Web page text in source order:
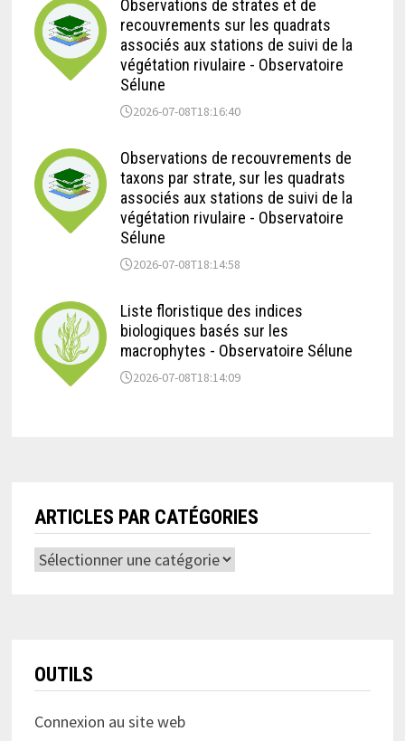
Observations de strates et de
recouvrements sur les quadrats
associés aux stations de suivi de la
végétation rivulaire - Observatoire
Sélune
2026-07-08T18:16:40
Observations de recouvrements de
taxons par strate, sur les quadrats
associés aux stations de suivi de la
végétation rivulaire - Observatoire
Sélune
2026-07-08T18:14:58
Liste floristique des indices
biologiques basés sur les
macrophytes - Observatoire Sélune
2026-07-08T18:14:09
ARTICLES PAR CATÉGORIES
Articles
OUTILS
Connexion au site web